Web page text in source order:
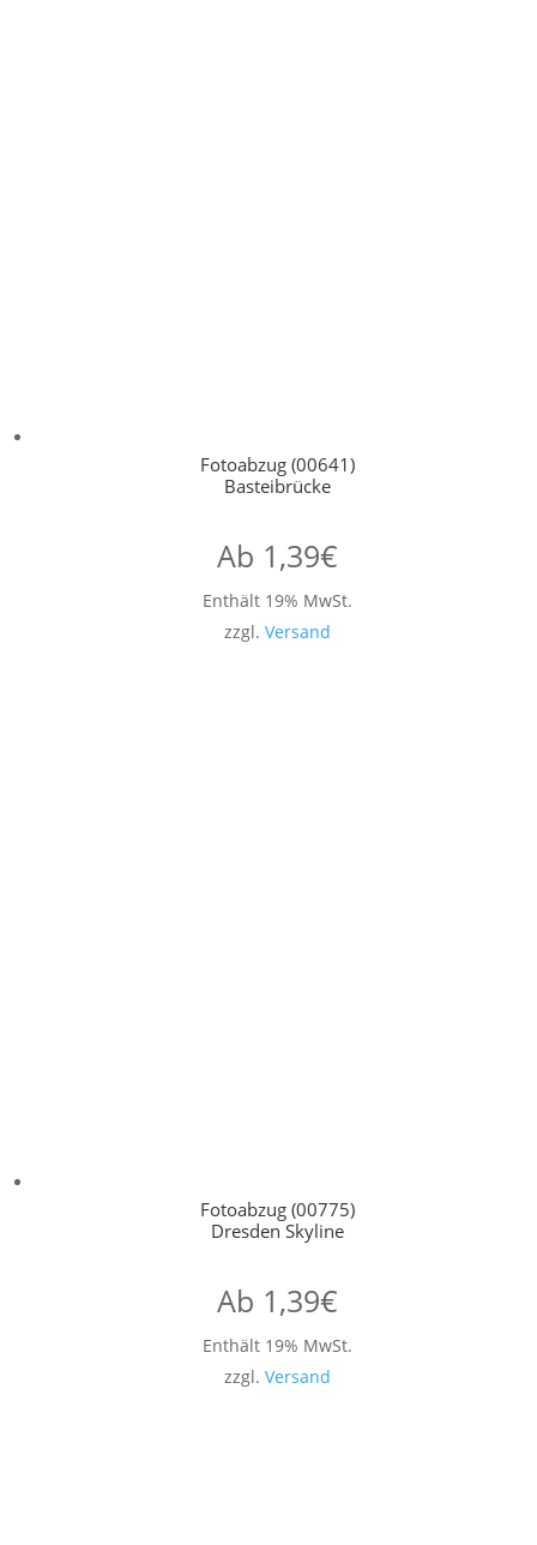
Fotoabzug (00641)
Basteibrücke
Ab 1,39€
Enthält 19% MwSt.
zzgl. Versand
Fotoabzug (00775)
Dresden Skyline
Ab 1,39€
Enthält 19% MwSt.
zzgl. Versand